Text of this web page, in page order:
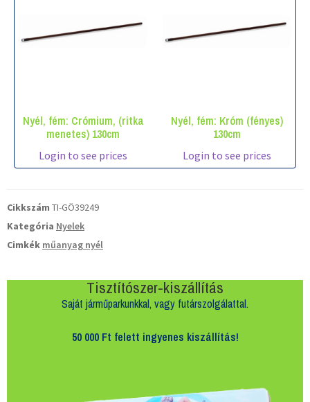
Nyél, fém: Crómium, (ritka
menetes) 130cm
Login to see prices
Nyél, fém: Króm (fényes)
130cm
Login to see prices
Cikkszám TI-GÖ39249
Kategória Nyelek
Cimkék műanyag nyél
Tisztítószer-kiszállítás
Saját járműparkunkkal, vagy futárszolgálattal.
50 000 Ft felett ingyenes kiszállítás!